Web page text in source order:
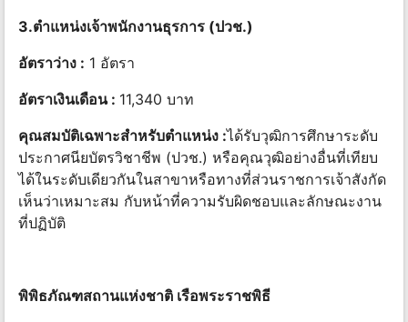
3.ตำแหน่งเจ้าพนักงานธุรการ (ปวช.)
อัตราว่าง : 1 อัตรา
อัตราเงินเดือน : 11,340 บาท
คุณสมบัติเฉพาะสำหรับตำแหน่ง :ได้รับวุฒิการศึกษาระดับ
ประกาศนียบัตรวิชาชีพ (ปวช.) หรือคุณวุฒิอย่างอื่นที่เทียบ
ได้ในระดับเดียวกันในสาขาหรือทางที่ส่วนราชการเจ้าสังกัด
เห็นว่าเหมาะสม กับหน้าที่ความรับผิดชอบและลักษณะงาน
ที่ปฏิบัติ
พิพิธภัณฑสถานแห่งชาติ เรือพระราชพิธี